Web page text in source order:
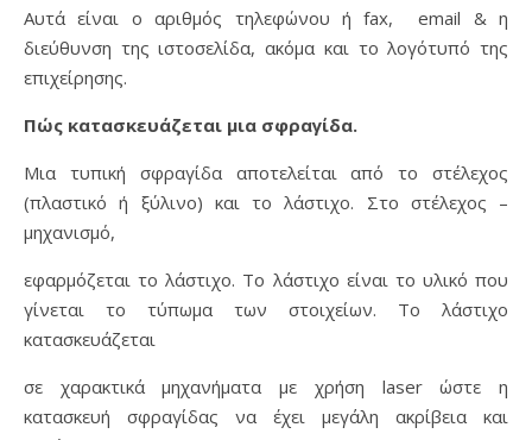
Αυτά είναι ο αριθμός τηλεφώνου ή fax, email & η
διεύθυνση της ιστοσελίδα, ακόμα και το λογότυπό της
επιχείρησης.
Πώς κατασκευάζεται μια σφραγίδα.
Μια τυπική σφραγίδα αποτελείται από το στέλεχος
(πλαστικό ή ξύλινο) και το λάστιχο. Στο στέλεχος –
μηχανισμό,
εφαρμόζεται το λάστιχο. Το λάστιχο είναι το υλικό που
γίνεται το τύπωμα των στοιχείων. Το λάστιχο
κατασκευάζεται
σε χαρακτικά μηχανήματα με χρήση laser ώστε η
κατασκευή σφραγίδας να έχει μεγάλη ακρίβεια και